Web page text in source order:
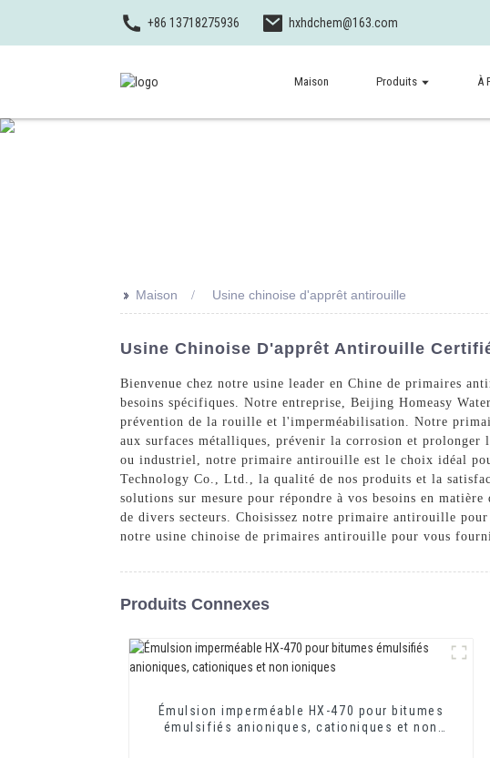
+86 13718275936 hxhdchem@163.com
Maison Produits À
>> Maison Usine chinoise d'apprêt antirouille
Usine Chinoise D'apprêt Antirouille
Bienvenue chez notre usine leader en Chine de primaires
besoins spécifiques. Notre entreprise, Beijing Homeasy
prévention de la rouille et l'imperméabilisation. Notre
aux surfaces métalliques, prévenir la corrosion et prolonger
ou industriel, notre primaire antirouille est le choix idéal
Technology Co., Ltd., la qualité de nos produits et la
solutions sur mesure pour répondre à vos besoins en
de divers secteurs. Choisissez notre primaire antirouille
notre usine chinoise de primaires antirouille pour vous
Produits Connexes
Émulsion imperméable HX-470 pour bitumes
émulsifiés anioniques, cationiques et non